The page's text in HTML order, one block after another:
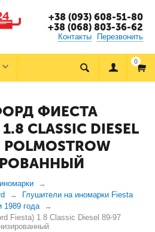
+38 (093) 608-51-80
+38 (068) 803-36-62
Контакты Перезвонить
0
ФИЕСТА
CLASSIC DIESEL
Глушители на иномарки Fiesta
1989 года
Fiesta) 1.8 Classic Diesel 89-97